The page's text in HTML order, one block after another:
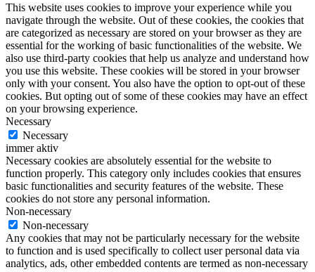
This website uses cookies to improve your experience while you
navigate through the website. Out of these cookies, the cookies that
are categorized as necessary are stored on your browser as they are
essential for the working of basic functionalities of the website. We
also use third-party cookies that help us analyze and understand how
you use this website. These cookies will be stored in your browser
only with your consent. You also have the option to opt-out of these
cookies. But opting out of some of these cookies may have an effect
on your browsing experience.
Necessary
Necessary
immer aktiv
Necessary cookies are absolutely essential for the website to
function properly. This category only includes cookies that ensures
basic functionalities and security features of the website. These
cookies do not store any personal information.
Non-necessary
Non-necessary
Any cookies that may not be particularly necessary for the website
to function and is used specifically to collect user personal data via
analytics, ads, other embedded contents are termed as non-necessary